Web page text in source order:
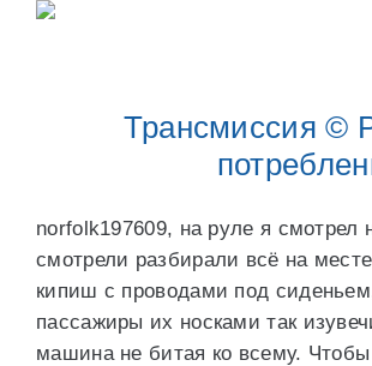
Трансмиссия ©
norfolk197609, на руле я смотрел
смотрели разбирали всё на
кипиш с проводами под
пассажиры их носками так
машина не битая ко всему. Чтобы